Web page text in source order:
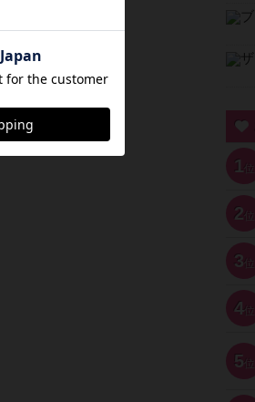
1 位
2 位
3 位
4位
5 位